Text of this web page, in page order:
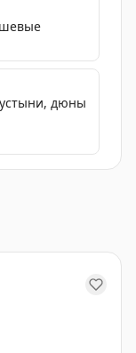
дюны